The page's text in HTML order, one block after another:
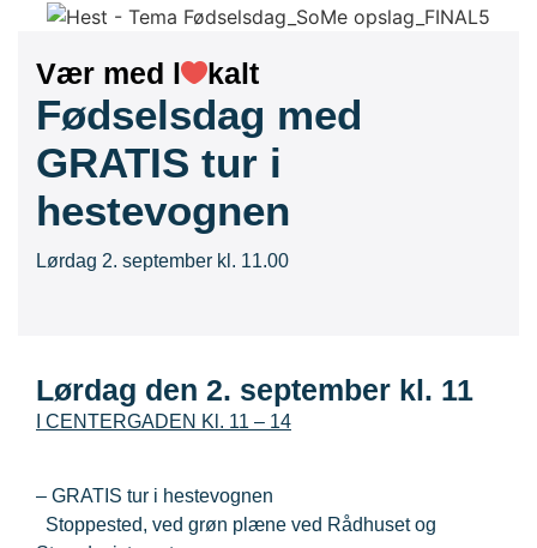
Vær med l kalt
Fødselsdag med
GRATIS tur i
hestevognen
Lørdag 2. september kl. 11.00
Lørdag den 2. september kl. 11
I CENTERGADEN Kl. 11 – 14
– GRATIS tur i hestevognen
Stoppested, ved grøn plæne ved Rådhuset og